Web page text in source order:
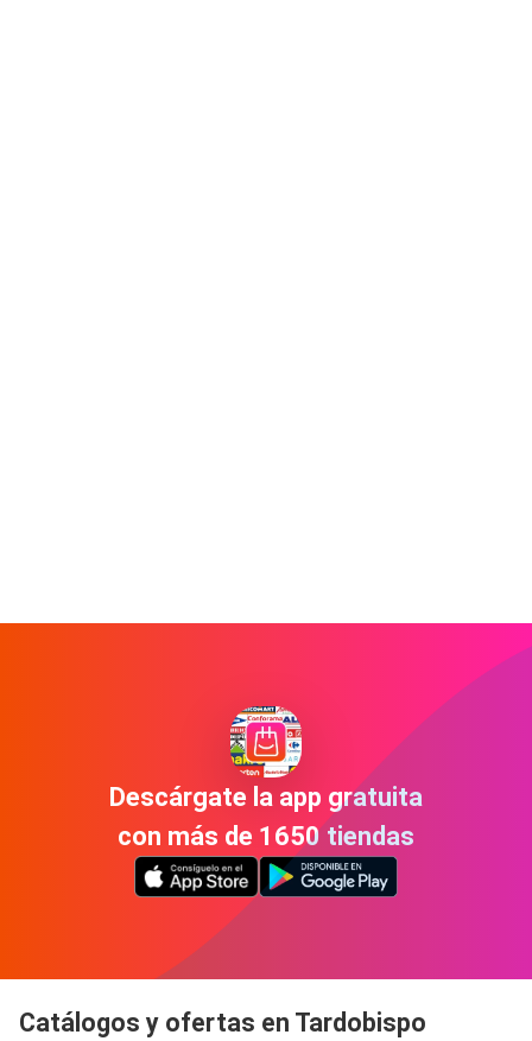
Descárgate la app gratuita
con más de 1650 tiendas
Catálogos y ofertas en Tardobispo